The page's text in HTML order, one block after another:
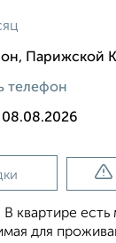
Парижской
телефон
08.08.2026
В квартире
для